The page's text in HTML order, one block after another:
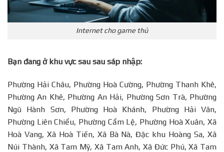
Internet cho game thủ
Bạn đang ở khu vực sau sau sáp nhập:
Phường Hải Châu, Phường Hoà Cường, Phường Thanh Khê,
Phường An Khê, Phường An Hải, Phường Sơn Trà, Phường
Ngũ Hành Sơn, Phường Hoà Khánh, Phường Hải Vân,
Phường Liên Chiểu, Phường Cẩm Lệ, Phường Hoà Xuân, Xã
Hoà Vang, Xã Hoà Tiến, Xã Bà Nà, Đặc khu Hoàng Sa, Xã
Núi Thành, Xã Tam Mỹ, Xã Tam Anh, Xã Đức Phú, Xã Tam